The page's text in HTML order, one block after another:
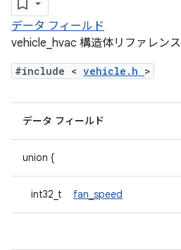
データ フィールド
vehicle_hvac 構造体リファレンス
#include < vehicle.h >
データ フィールド
union {
int32_t fan_speed